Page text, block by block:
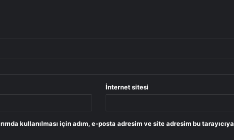
İnternet sitesi
kullanılması için adım, e-posta adresim ve site adresim bu tarayıcıya